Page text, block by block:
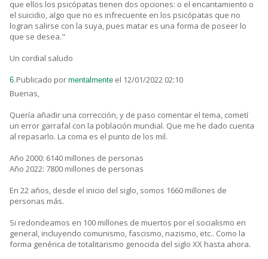
que ellos los psicópatas tienen dos opciones: o el encantamiento o
el suicidio, algo que no es infrecuente en los psicópatas que no
logran salirse con la suya, pues matar es una forma de poseer lo
que se desea."
Un cordial saludo
6.Publicado por mentalmente el 12/01/2022 02:10
Buenas,
Quería añadir una corrección, y de paso comentar el tema, cometí
un error garrafal con la población mundial. Que me he dado cuenta
al repasarlo. La coma es el punto de los mil.
Año 2000: 6140 millones de personas
Año 2022: 7800 millones de personas
En 22 años, desde el inicio del siglo, somos 1660 millones de
personas más.
Si redondeamos en 100 millones de muertos por el socialismo en
general, incluyendo comunismo, fascismo, nazismo, etc.. Como la
forma genérica de totalitarismo genocida del siglo XX hasta ahora.